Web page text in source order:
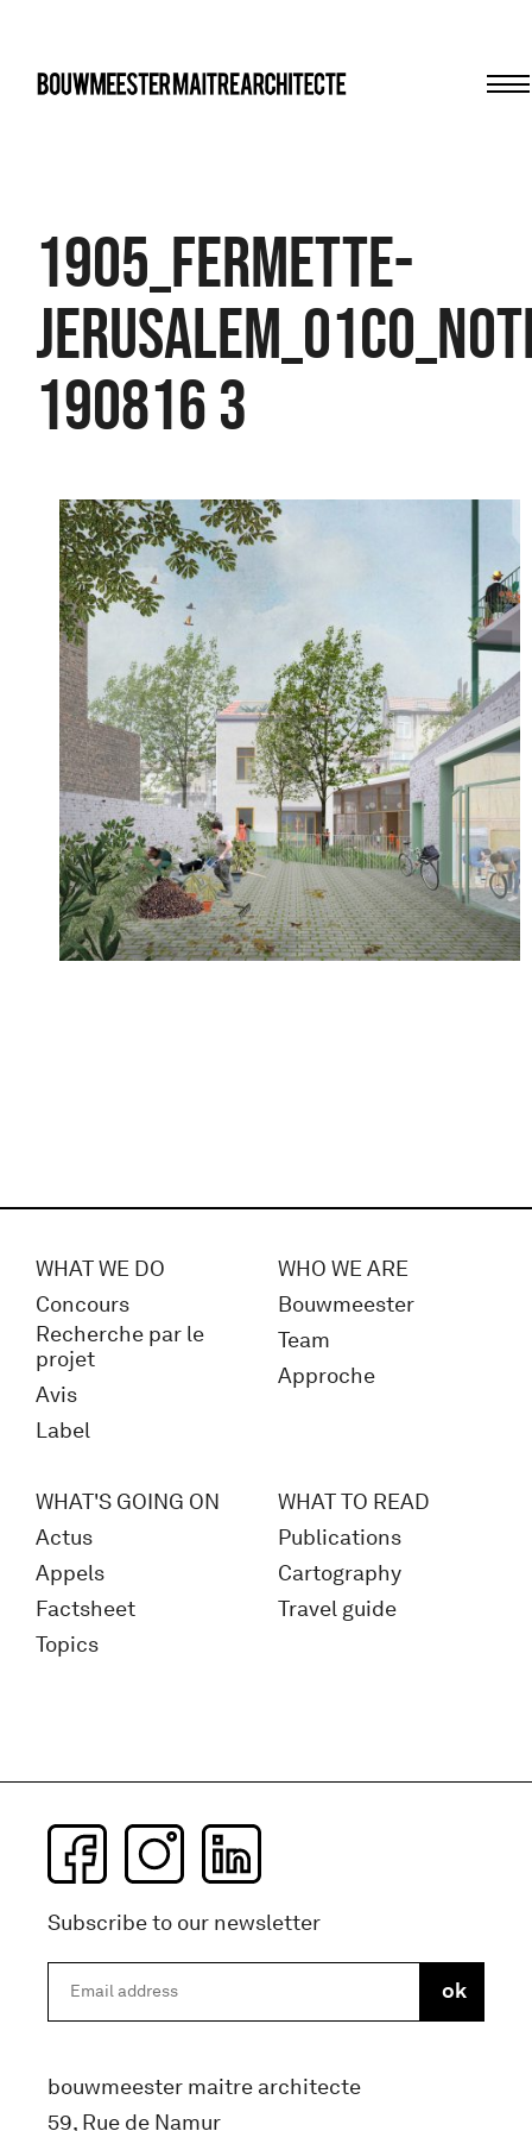
1905_Fermette-
190816 3
WHAT WE DO
Concours
Recherche par le
projet
Avis
Label
WHO WE ARE
Bouwmeester
Team
Approche
WHAT'S GOING ON
Actus
Appels
Factsheet
Topics
WHAT TO READ
Publications
Cartography
Travel guide
Subscribe to our newsletter
bouwmeester maitre architecte
59, Rue de Namur